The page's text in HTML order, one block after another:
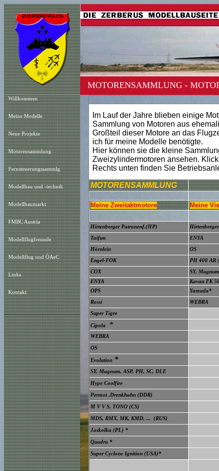
Willkommen
Meine Modelle
Neue Projekte
Motorensammlung
Fernsteuerungssammlg
Modellbau und -technik
Modellbaumarkt
FMBC Austria
Modellflugfreunde
Modellflug und ÖAeC
Links
Kontakt
MOTORENSAMMLUNG -
Im Lauf der Jahre blieben einige
Sammlung von Motoren aus
Großteil dieser Motore an das
ich für meine Modelle benötigte.
Hier können sie die kleine
Zweizylindermotoren ansehen.
Rechts unten finden Sie
MOTORENSAMMLUNG
Meine Zweitaktmotore Meine
Hirtenberger Patronenf.(HP)
Taifun ENYA
Hörnlein OS
Engel-FOK PH 400 AR
COX SY,
ENYA
Kavan FK
OPS
Yamada*
Rossi WEBRA
Super Tigre
Cipola *
WEBRA
OS
Evolution *
SY, Magnum, ASP, PH, SC, DLE
Hype Coolfire
Permot ,Drenkhahn (DDR)
M V V S, TONO (CS)
MDS, RMX, MK, KMD, ... (RUS)
Jaskolka (PL) *
Quadra *
Super Cyclone Ignition (USA)*